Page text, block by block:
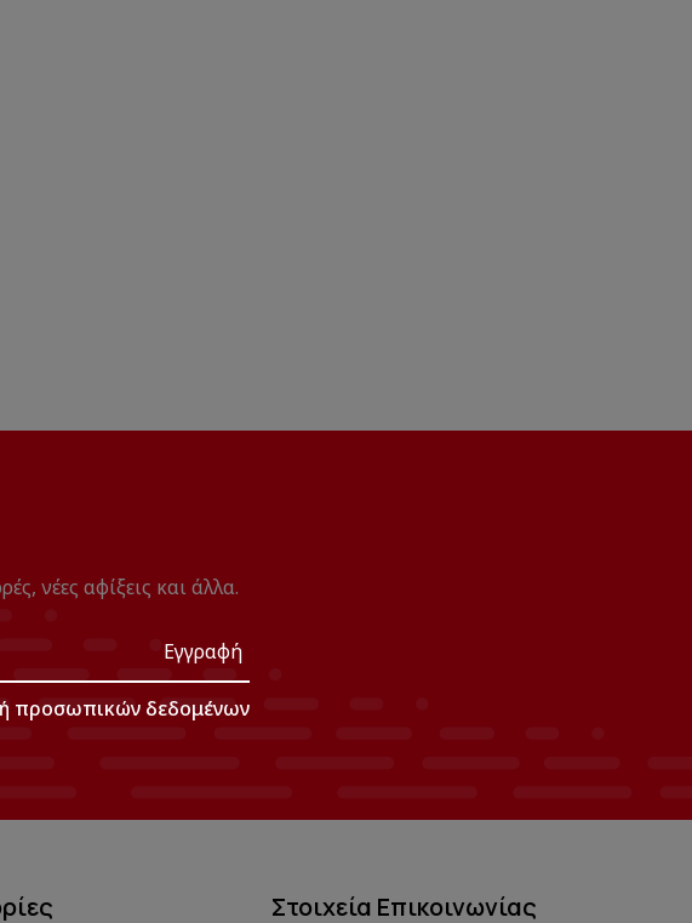
νέες αφίξεις και άλλα.
Εγγραφή
προσωπικών δεδομένων
Στοιχεία Επικοινωνίας